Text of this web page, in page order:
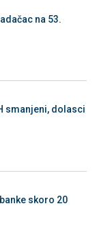
na 53.
smanjeni, dolasci
skoro 20